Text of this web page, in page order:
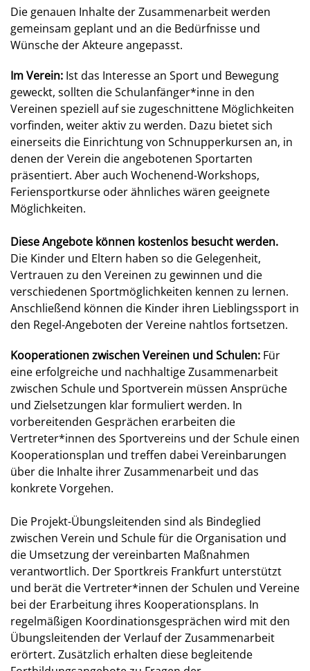
Die genauen Inhalte der Zusammenarbeit werden
gemeinsam geplant und an die Bedürfnisse und
Wünsche der Akteure angepasst.
Im Verein: Ist das Interesse an Sport und Bewegung
geweckt, sollten die Schulanfänger*inne in den
Vereinen speziell auf sie zugeschnittene Möglichkeiten
vorfinden, weiter aktiv zu werden. Dazu bietet sich
einerseits die Einrichtung von Schnupperkursen an, in
denen der Verein die angebotenen Sportarten
präsentiert. Aber auch Wochenend-Workshops,
Feriensportkurse oder ähnliches wären geeignete
Möglichkeiten.
Diese Angebote können kostenlos besucht werden.
Die Kinder und Eltern haben so die Gelegenheit,
Vertrauen zu den Vereinen zu gewinnen und die
verschiedenen Sportmöglichkeiten kennen zu lernen.
Anschließend können die Kinder ihren Lieblingssport in
den Regel-Angeboten der Vereine nahtlos fortsetzen.
Kooperationen zwischen Vereinen und Schulen: Für
eine erfolgreiche und nachhaltige Zusammenarbeit
zwischen Schule und Sportverein müssen Ansprüche
und Zielsetzungen klar formuliert werden. In
vorbereitenden Gesprächen erarbeiten die
Vertreter*innen des Sportvereins und der Schule einen
Kooperationsplan und treffen dabei Vereinbarungen
über die Inhalte ihrer Zusammenarbeit und das
konkrete Vorgehen.
Die Projekt-Übungsleitenden sind als Bindeglied
zwischen Verein und Schule für die Organisation und
die Umsetzung der vereinbarten Maßnahmen
verantwortlich. Der Sportkreis Frankfurt unterstützt
und berät die Vertreter*innen der Schulen und Vereine
bei der Erarbeitung ihres Kooperationsplans. In
regelmäßigen Koordinationsgesprächen wird mit den
Übungsleitenden der Verlauf der Zusammenarbeit
erörtert. Zusätzlich erhalten diese begleitende